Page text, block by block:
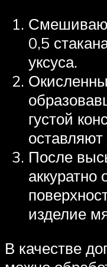
0,5
уксуса.
густой
После
аккуратно
изделие
В качестве